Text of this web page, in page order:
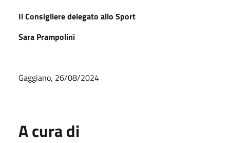
Il Consigliere delegato allo Sport
Sara Prampolini
Gaggiano, 26/08/2024
A cura di